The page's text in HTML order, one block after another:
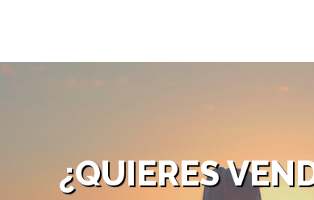
¿QUIERES